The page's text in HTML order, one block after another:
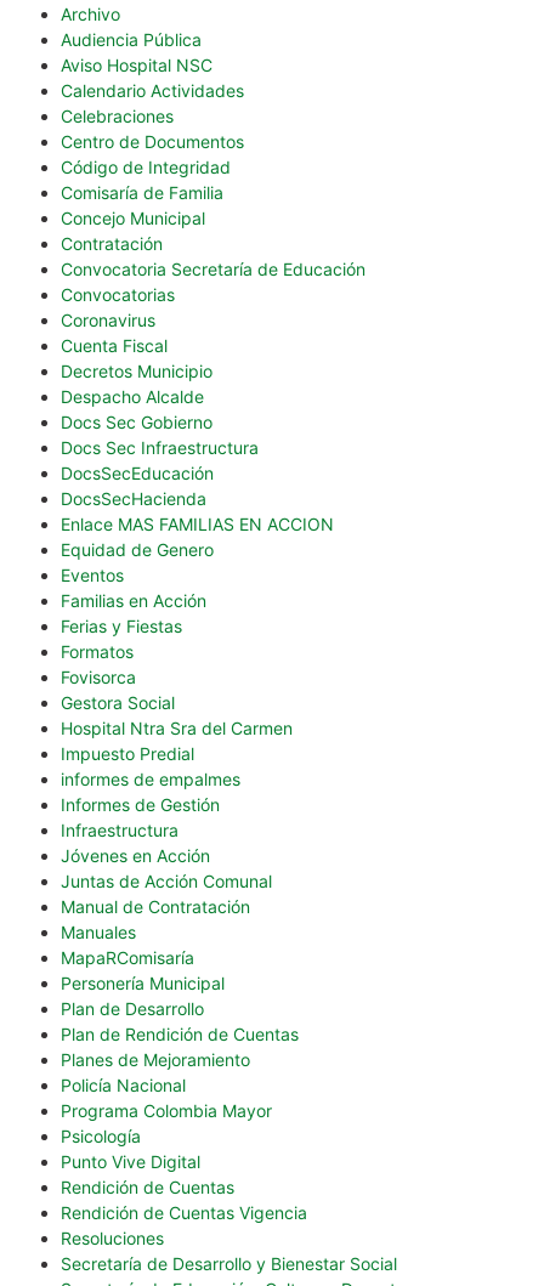
Archivo
Audiencia Pública
Aviso Hospital NSC
Calendario Actividades
Celebraciones
Centro de Documentos
Código de Integridad
Comisaría de Familia
Concejo Municipal
Contratación
Convocatoria Secretaría de Educación
Convocatorias
Coronavirus
Cuenta Fiscal
Decretos Municipio
Despacho Alcalde
Docs Sec Gobierno
Docs Sec Infraestructura
DocsSecEducación
DocsSecHacienda
Enlace MAS FAMILIAS EN ACCION
Equidad de Genero
Eventos
Familias en Acción
Ferias y Fiestas
Formatos
Fovisorca
Gestora Social
Hospital Ntra Sra del Carmen
Impuesto Predial
informes de empalmes
Informes de Gestión
Infraestructura
Jóvenes en Acción
Juntas de Acción Comunal
Manual de Contratación
Manuales
MapaRComisaría
Personería Municipal
Plan de Desarrollo
Plan de Rendición de Cuentas
Planes de Mejoramiento
Policía Nacional
Programa Colombia Mayor
Psicología
Punto Vive Digital
Rendición de Cuentas
Rendición de Cuentas Vigencia
Resoluciones
Secretaría de Desarrollo y Bienestar Social